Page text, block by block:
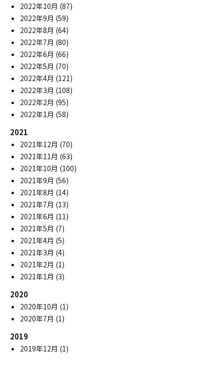
2022年10月 (87)
2022年9月 (59)
2022年8月 (64)
2022年7月 (80)
2022年6月 (66)
2022年5月 (70)
2022年4月 (121)
2022年3月 (108)
2022年2月 (95)
2022年1月 (58)
2021
2021年12月 (70)
2021年11月 (63)
2021年10月 (100)
2021年9月 (56)
2021年8月 (14)
2021年7月 (13)
2021年6月 (11)
2021年5月 (7)
2021年4月 (5)
2021年3月 (4)
2021年2月 (1)
2021年1月 (3)
2020
2020年10月 (1)
2020年7月 (1)
2019
2019年12月 (1)